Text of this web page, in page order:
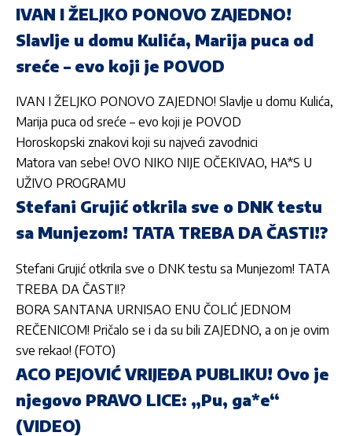
IVAN I ŽELJKO PONOVO ZAJEDNO!
Slavlje u domu Kulića, Marija puca od
sreće – evo koji je POVOD
IVAN I ŽELJKO PONOVO ZAJEDNO! Slavlje u domu Kulića,
Marija puca od sreće – evo koji je POVOD
Horoskopski znakovi koji su najveći zavodnici
Matora van sebe! OVO NIKO NIJE OČEKIVAO, HA*S U
UŽIVO PROGRAMU
Stefani Grujić otkrila sve o DNK testu
sa Munjezom! TATA TREBA DA ČASTI!?
Stefani Grujić otkrila sve o DNK testu sa Munjezom! TATA
TREBA DA ČASTI!?
BORA SANTANA URNISAO ENU ČOLIĆ JEDNOM
REČENICOM! Pričalo se i da su bili ZAJEDNO, a on je ovim
sve rekao! (FOTO)
ACO PEJOVIĆ VRIJEĐA PUBLIKU! Ovo je
njegovo PRAVO LICE: „Pu, ga*e“
(VIDEO)